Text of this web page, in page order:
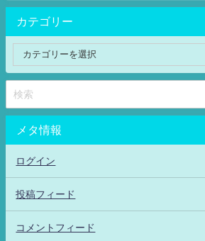
カテゴリー
メタ情報
ログイン
投稿フィード
コメントフィード